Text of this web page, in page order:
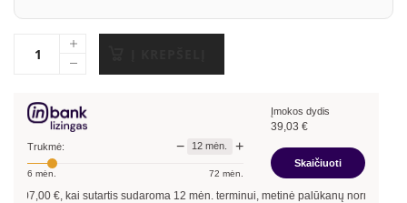
Trukmė: − 12 mėn. +
6 mėn. 72 mėn.
Įmokos dydis
39,03 €
Skaičiuoti
kai sutartis sudaroma12mėn. terminui, metinė palūkanų norma –13,90